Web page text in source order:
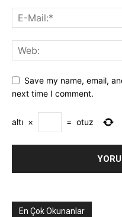
Save my name, email,
next time I comment.
altı × = otuz
En Çok Okunanlar